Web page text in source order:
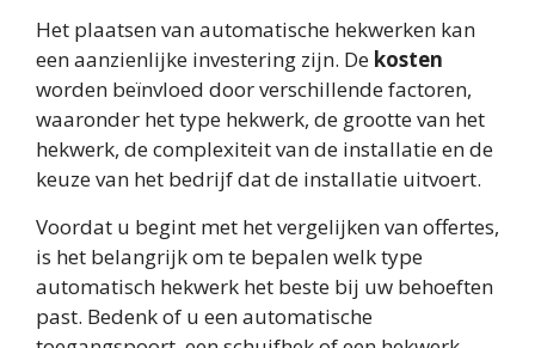
Het plaatsen van automatische hekwerken kan
een aanzienlijke investering zijn. De kosten
worden beïnvloed door verschillende factoren,
waaronder het type hekwerk, de grootte van het
hekwerk, de complexiteit van de installatie en de
keuze van het bedrijf dat de installatie uitvoert.
Voordat u begint met het vergelijken van offertes,
is het belangrijk om te bepalen welk type
automatisch hekwerk het beste bij uw behoeften
past. Bedenk of u een automatische